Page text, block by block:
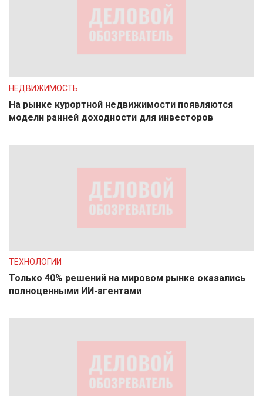
НЕДВИЖИМОСТЬ
На рынке курортной недвижимости появляются
модели ранней доходности для инвесторов
ТЕХНОЛОГИИ
Только 40% решений на мировом рынке оказались
полноценными ИИ-агентами